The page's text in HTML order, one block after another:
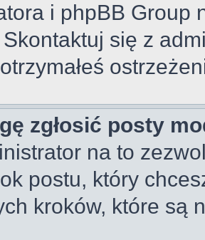
i phpBB Group
się z
zgłosić posty
na to
postu, który
kroków, które są